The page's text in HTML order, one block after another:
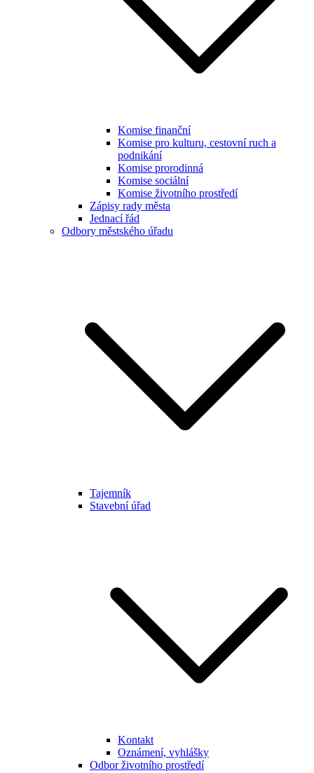
Komise finanční
Komise pro kulturu, cestovní ruch a
podnikání
Komise prorodinná
Komise sociální
Komise životního prostředí
Zápisy rady města
Jednací řád
Odbory městského úřadu
Tajemník
Stavební úřad
Kontakt
Oznámení, vyhlášky
Odbor životního prostředí